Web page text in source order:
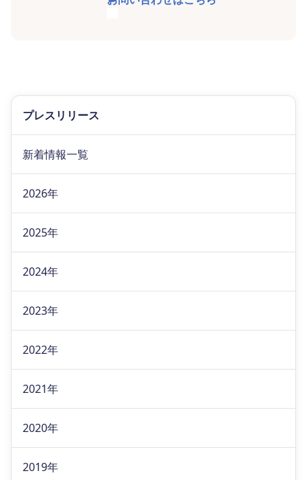
プレスリリース
新着情報一覧
2026年
2025年
2024年
2023年
2022年
2021年
2020年
2019年